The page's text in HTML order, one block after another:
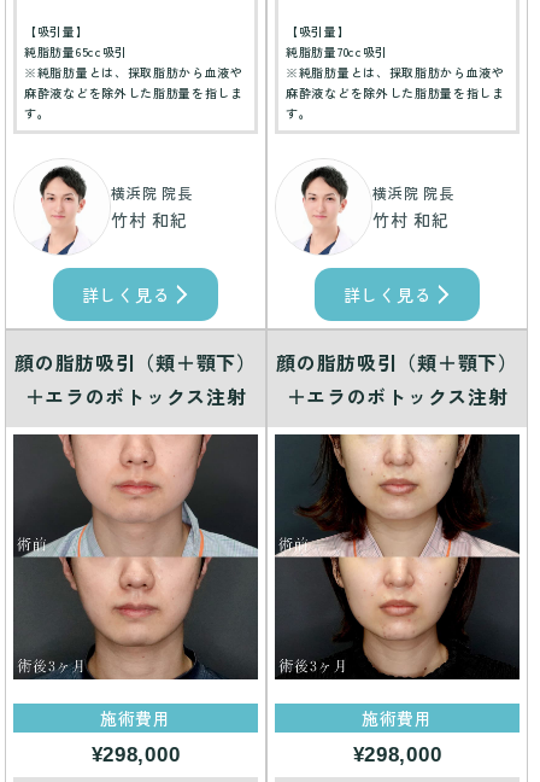
【吸引量】
純脂肪量65cc吸引
※純脂肪量とは、採取脂肪から血液や
麻酔液などを除外した脂肪量を指しま
す。
横浜院 院長
竹村 和紀
詳しく見る
【吸引量】
純脂肪量70cc吸引
※純脂肪量とは、採取脂肪から血液や
麻酔液などを除外した脂肪量を指しま
す。
横浜院 院長
竹村 和紀
詳しく見る
顔の脂肪吸引（頬＋顎下）
＋エラのボトックス注射
施術費用
¥298,000
顔の脂肪吸引（頬＋顎下）
＋エラのボトックス注射
施術費用
¥298,000